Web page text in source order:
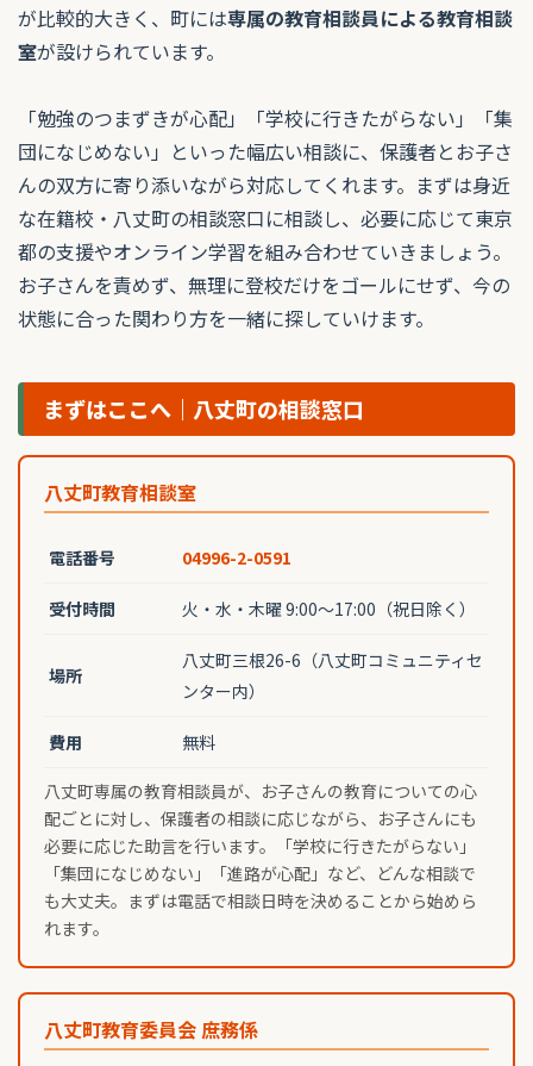
が比較的大きく、町には専属の教育相談員による教育相談
室が設けられています。
「勉強のつまずきが心配」「学校に行きたがらない」「集
団になじめない」といった幅広い相談に、保護者とお子さ
んの双方に寄り添いながら対応してくれます。まずは身近
な在籍校・八丈町の相談窓口に相談し、必要に応じて東京
都の支援やオンライン学習を組み合わせていきましょう。
お子さんを責めず、無理に登校だけをゴールにせず、今の
状態に合った関わり方を一緒に探していけます。
まずはここへ｜八丈町の相談窓口
八丈町教育相談室
電話番号 04996-2-0591
受付時間 火・水・木曜 9:00〜17:00（祝日除く）
場所
八丈町三根26-6（八丈町コミュニティセ
ンター内）
費用 無料
八丈町専属の教育相談員が、お子さんの教育についての心
配ごとに対し、保護者の相談に応じながら、お子さんにも
必要に応じた助言を行います。「学校に行きたがらない」
「集団になじめない」「進路が心配」など、どんな相談で
も大丈夫。まずは電話で相談日時を決めることから始めら
れます。
八丈町教育委員会 庶務係